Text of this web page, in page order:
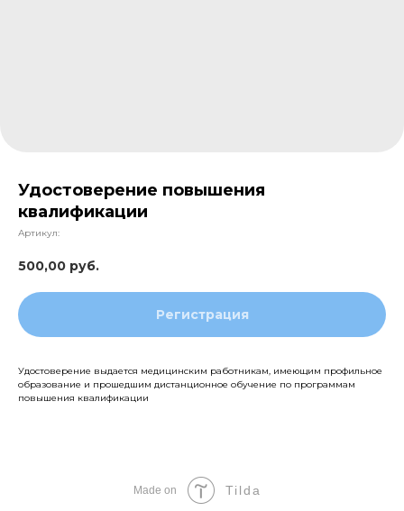
Удостоверение повышения
квалификации
Артикул:
500,00 руб.
Регистрация
Удостоверение выдается медицинским работникам, имеющим профильное
образование и прошедшим дистанционное обучение по программам
повышения квалификации
Made on Tilda